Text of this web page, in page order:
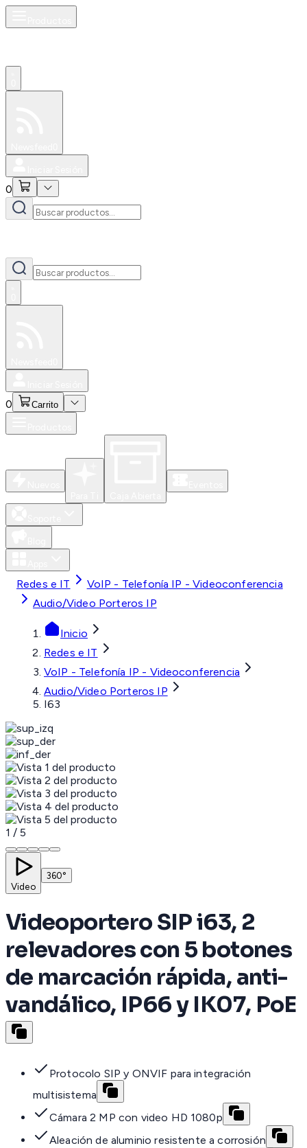
0
0 Carrito
Redes e IT
VoIP - Telefonía IP - Videoconferencia
Audio/Video Porteros IP
Inicio
Redes e IT
VoIP - Telefonía IP - Videoconferencia
Audio/Video Porteros IP
I63
1 / 5
Video
360°
Videoportero SIP i63, 2
relevadores con 5 botones
de marcación rápida, anti-
vandálico, IP66 y IK07, PoE
Protocolo SIP y ONVIF para integración
multisistema
Cámara 2 MP con video HD 1080p
Aleación de aluminio resistente a corrosión